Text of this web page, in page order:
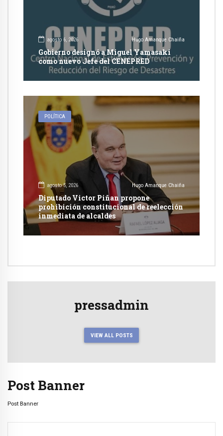
agosto 6, 2026 Hugo Amanque Chaiña
Gobierno designó a Miguel Yamasaki
como nuevo Jefe del CENEPRED
POLÍTICA
agosto 5, 2026 Hugo Amanque Chaiña
Diputado Victor Piñan propone
prohibición constitucional de reelección
inmediata de alcaldes
pressadmin
VIEW ALL POSTS
Post Banner
Post Banner